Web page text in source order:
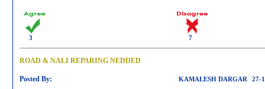
3 7
ROAD & NALI REPARING NEDDED
Posted By: KAMALESH DARGAR 27-